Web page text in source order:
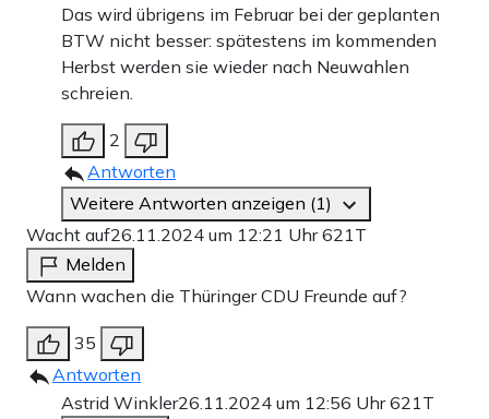
Das wird übrigens im Februar bei der geplanten
BTW nicht besser: spätestens im kommenden
Herbst werden sie wieder nach Neuwahlen
schreien.
2
Antworten
Weitere Antworten anzeigen (1)
Wacht auf26.11.2024 um 12:21 Uhr621T
Melden
Wann wachen die Thüringer CDU Freunde auf?
35
Antworten
Astrid Winkler26.11.2024 um 12:56 Uhr621T